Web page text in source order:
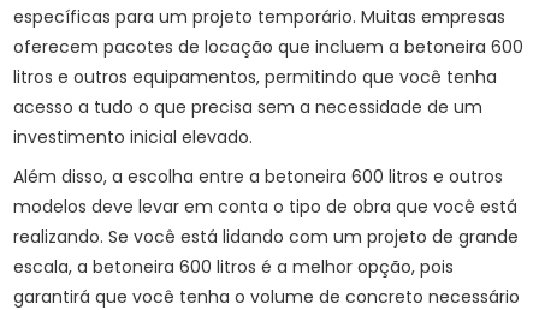
específicas para um projeto temporário. Muitas empresas
oferecem pacotes de locação que incluem a betoneira 600
litros e outros equipamentos, permitindo que você tenha
acesso a tudo o que precisa sem a necessidade de um
investimento inicial elevado.
Além disso, a escolha entre a betoneira 600 litros e outros
modelos deve levar em conta o tipo de obra que você está
realizando. Se você está lidando com um projeto de grande
escala, a betoneira 600 litros é a melhor opção, pois
garantirá que você tenha o volume de concreto necessário